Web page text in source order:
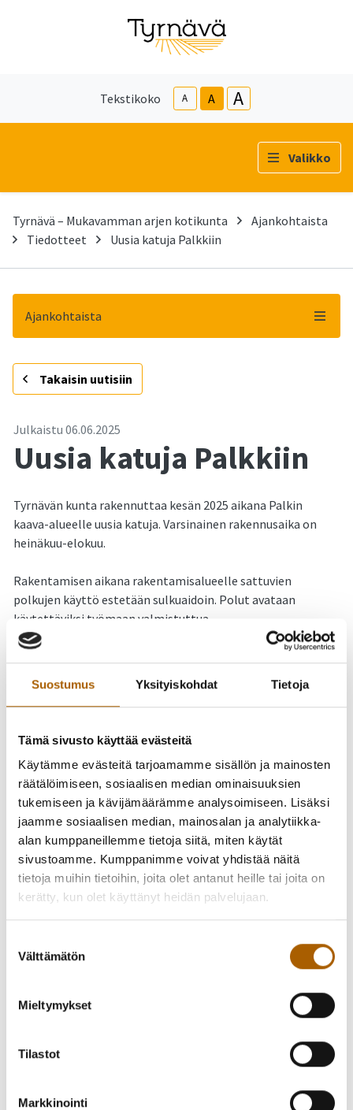
Suostumus Yksityiskohdat Tietoja
Tämä sivusto käyttää evästeitä
Käytämme evästeitä tarjoamamme sisällön ja mainosten
räätälöimiseen, sosiaalisen median ominaisuuksien
tukemiseen ja kävijämäärämme analysoimiseen. Lisäksi
jaamme sosiaalisen median, mainosalan ja analytiikka-
alan kumppaneillemme tietoja siitä, miten käytät
sivustoamme. Kumppanimme voivat yhdistää näitä
tietoja muihin tietoihin, joita olet antanut heille tai joita on
kerätty, kun olet käyttänyt heidän palvelujaan.
valinta
Välttämätön
Mieltymykset
Tilastot
Markkinointi
Tekstikoko A A A
Valikko
Tyrnävä – Mukavamman arjen kotikunta
Ajankohtaista
Tiedotteet
Uusia katuja Palkkiin
Ajankohtaista
- Takaisin uutisiin
Julkaistu 06.06.2025
Uusia katuja Palkkiin
Tyrnävän kunta rakennuttaa kesän 2025 aikana Palkin
kaava-alueelle uusia katuja. Varsinainen rakennusaika on
heinäkuu-elokuu.
Rakentamisen aikana rakentamisalueelle sattuvien
polkujen käyttö estetään sulkuaidoin. Polut avataan
käytettäviksi työmaan valmistuttua.
Rakennettavat kadut jätetään murskepintaisiksi ja tullaan
Kunta pahoittelee rakentamisesta mahdollisesti
aiheutuvaa häiriötä paikallisille asukkaille ja muille tien- ja
Katso kartta rakentamisalueesta
Lisätietoja:
Juha Petäjäniemi
Yhdyskuntatekniikan päällikkö
+358 40 195 1963
Piditkö uutisesta? Jaa se kaverille!
Jaa Facebookissa